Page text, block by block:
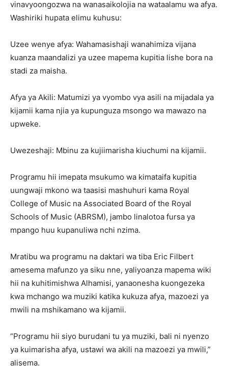
vinavyoongozwa na wanasaikolojia na wataalamu wa afya.
Washiriki hupata elimu kuhusu:
‎Uzee wenye afya: Wahamasishaji wanahimiza vijana
kuanza maandalizi ya uzee mapema kupitia lishe bora na
stadi za maisha.
‎Afya ya Akili: Matumizi ya vyombo vya asili na mijadala ya
kijamii kama njia ya kupunguza msongo wa mawazo na
upweke.
‎Uwezeshaji: Mbinu za kujiimarisha kiuchumi na kijamii.
‎Programu hii imepata msukumo wa kimataifa kupitia
uungwaji mkono wa taasisi mashuhuri kama Royal
College of Music na Associated Board of the Royal
Schools of Music (ABRSM), jambo linalotoa fursa ya
mpango huu kupanuliwa nchi nzima.
Mratibu wa programu na daktari wa tiba Eric Filbert
amesema mafunzo ya siku nne, yaliyoanza mapema wiki
hii na kuhitimishwa Alhamisi, yanaonesha kuongezeka
kwa mchango wa muziki katika kukuza afya, mazoezi ya
mwili na mshikamano wa kijamii.‎‎
“Programu hii siyo burudani tu ya muziki, bali ni nyenzo
ya kuimarisha afya, ustawi wa akili na mazoezi ya mwili,”
alisema.